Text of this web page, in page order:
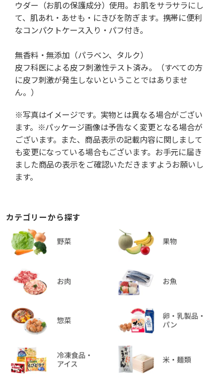
ウダー（お肌の保護成分）使用。お肌をサラサラにし
て、肌あれ・あせも・にきびを防ぎます。携帯に便利
なコンパクトケース入り・パフ付き。
無香料・無添加（パラベン、タルク）
皮フ科医による皮フ刺激性テスト済み。（すべての方
に皮フ刺激が発生しないということではありませ
ん。）
※写真はイメージです。実物とは異なる場合がござい
ます。※パッケージ画像は予告なく変更となる場合が
ございます。また、商品表示の記載内容に関しまして
も変更になっている場合もございます。お手元に届き
ました商品の表示をご確認いただきますようお願いし
ます。
カテゴリーから探す